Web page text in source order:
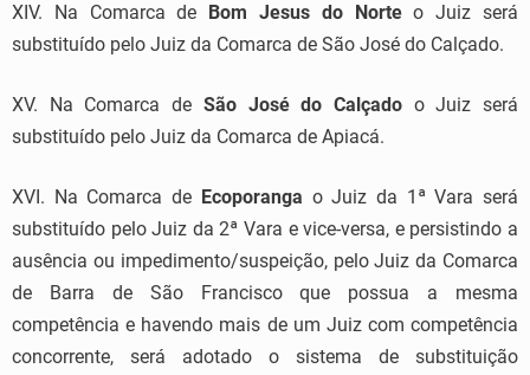
XIV. Na Comarca de Bom Jesus do Norteo Juiz será
substituído pelo Juiz da Comarca de São José do Calçado.
XV. Na Comarca de São José do Calçadoo Juiz será
substituído pelo Juiz da Comarca de Apiacá.
XVI. Na Comarca de Ecoporanga o Juiz da 1ª Vara será
substituído pelo Juiz da 2ª Vara e vice-versa, e persistindo a
ausência ou impedimento/suspeição, pelo Juiz da Comarca
de Barra de São Francisco que possua a mesma
competência e havendo mais de um Juiz com competência
concorrente, será adotado o sistema de substituição